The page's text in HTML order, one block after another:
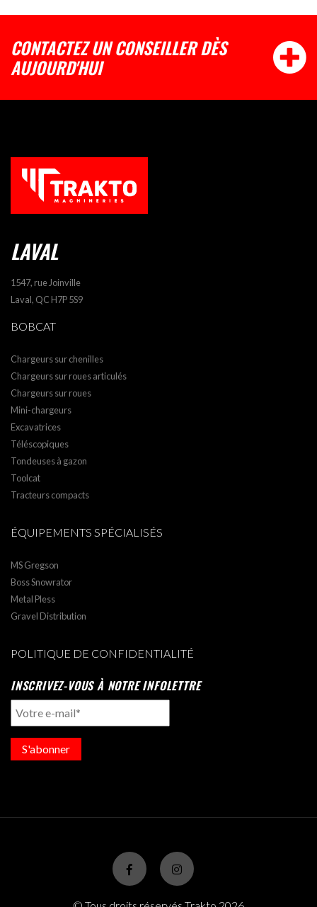
CONTACTEZ UN CONSEILLER DÈS
AUJOURD'HUI
LAVAL
1547, rue Joinville
Laval, QC H7P 5S9
BOBCAT
Chargeurs sur chenilles
Chargeurs sur roues articulés
Chargeurs sur roues
Mini-chargeurs
Excavatrices
Téléscopiques
Tondeuses à gazon
Toolcat
Tracteurs compacts
ÉQUIPEMENTS SPÉCIALISÉS
MS Gregson
Boss Snowrator
Metal Pless
Gravel Distribution
POLITIQUE DE CONFIDENTIALITÉ
INSCRIVEZ-VOUS À NOTRE INFOLETTRE
S'abonner